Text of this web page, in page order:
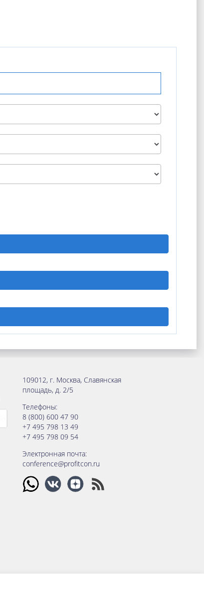
109012, г. Москва, Славянская
площадь, д. 2/5
Телефоны:
8 (800) 600 47 90
+7 495 798 13 49
+7 495 798 09 54
Электронная почта:
conference@profitcon.ru